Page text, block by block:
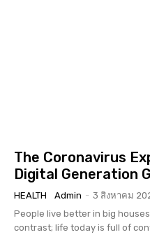
The Coronavirus
Digital Generation
HEALTH Admin - 3 สิงหาคม
People live better in big
contrast; life today is full of